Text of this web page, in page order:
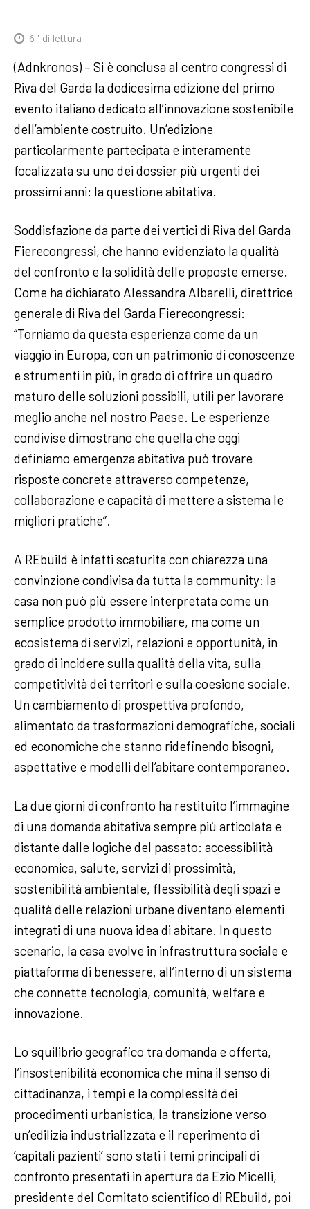
6 ' di lettura
(Adnkronos) – Si è conclusa al centro congressi di
Riva del Garda la dodicesima edizione del primo
evento italiano dedicato all’innovazione sostenibile
dell’ambiente costruito. Un’edizione
particolarmente partecipata e interamente
focalizzata su uno dei dossier più urgenti dei
prossimi anni: la questione abitativa.
Soddisfazione da parte dei vertici di Riva del Garda
Fierecongressi, che hanno evidenziato la qualità
del confronto e la solidità delle proposte emerse.
Come ha dichiarato Alessandra Albarelli, direttrice
generale di Riva del Garda Fierecongressi:
“Torniamo da questa esperienza come da un
viaggio in Europa, con un patrimonio di conoscenze
e strumenti in più, in grado di offrire un quadro
maturo delle soluzioni possibili, utili per lavorare
meglio anche nel nostro Paese. Le esperienze
condivise dimostrano che quella che oggi
definiamo emergenza abitativa può trovare
risposte concrete attraverso competenze,
collaborazione e capacità di mettere a sistema le
migliori pratiche”.
A REbuild è infatti scaturita con chiarezza una
convinzione condivisa da tutta la community: la
casa non può più essere interpretata come un
semplice prodotto immobiliare, ma come un
ecosistema di servizi, relazioni e opportunità, in
grado di incidere sulla qualità della vita, sulla
competitività dei territori e sulla coesione sociale.
Un cambiamento di prospettiva profondo,
alimentato da trasformazioni demografiche, sociali
ed economiche che stanno ridefinendo bisogni,
aspettative e modelli dell’abitare contemporaneo.
La due giorni di confronto ha restituito l’immagine
di una domanda abitativa sempre più articolata e
distante dalle logiche del passato: accessibilità
economica, salute, servizi di prossimità,
sostenibilità ambientale, flessibilità degli spazi e
qualità delle relazioni urbane diventano elementi
integrati di una nuova idea di abitare. In questo
scenario, la casa evolve in infrastruttura sociale e
piattaforma di benessere, all’interno di un sistema
che connette tecnologia, comunità, welfare e
innovazione.
Lo squilibrio geografico tra domanda e offerta,
l’insostenibilità economica che mina il senso di
cittadinanza, i tempi e la complessità dei
procedimenti urbanistica, la transizione verso
un’edilizia industrializzata e il reperimento di
‘capitali pazienti’ sono stati i temi principali di
confronto presentati in apertura da Ezio Micelli,
presidente del Comitato scientifico di REbuild, poi